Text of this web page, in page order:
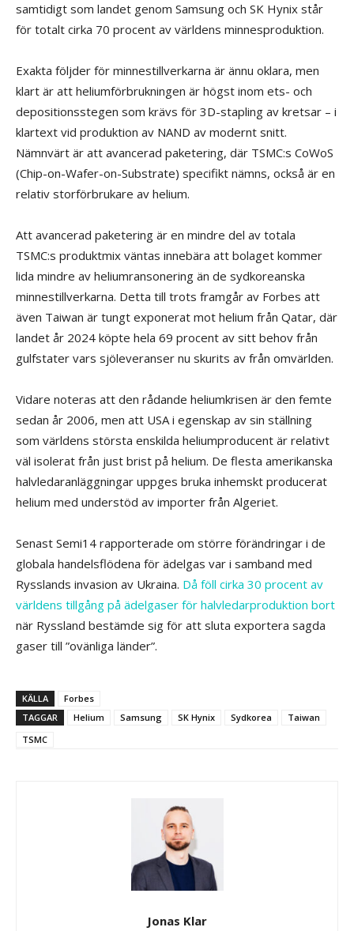
samtidigt som landet genom Samsung och SK Hynix står
för totalt cirka 70 procent av världens minnesproduktion.
Exakta följder för minnestillverkarna är ännu oklara, men
klart är att heliumförbrukningen är högst inom ets- och
depositionsstegen som krävs för 3D-stapling av kretsar – i
klartext vid produktion av NAND av modernt snitt.
Nämnvärt är att avancerad paketering, där TSMC:s CoWoS
(Chip-on-Wafer-on-Substrate) specifikt nämns, också är en
relativ storförbrukare av helium.
Att avancerad paketering är en mindre del av totala
TSMC:s produktmix väntas innebära att bolaget kommer
lida mindre av heliumransonering än de sydkoreanska
minnestillverkarna. Detta till trots framgår av Forbes att
även Taiwan är tungt exponerat mot helium från Qatar, där
landet år 2024 köpte hela 69 procent av sitt behov från
gulfstater vars sjöleveranser nu skurits av från omvärlden.
Vidare noteras att den rådande heliumkrisen är den femte
sedan år 2006, men att USA i egenskap av sin ställning
som världens största enskilda heliumproducent är relativt
väl isolerat från just brist på helium. De flesta amerikanska
halvledaranläggningar uppges bruka inhemskt producerat
helium med understöd av importer från Algeriet.
Senast Semi14 rapporterade om större förändringar i de
globala handelsflödena för ädelgas var i samband med
Rysslands invasion av Ukraina. Då föll cirka 30 procent av
världens tillgång på ädelgaser för halvledarproduktion bort
när Ryssland bestämde sig för att sluta exportera sagda
gaser till ”ovänliga länder”.
KÄLLA
Forbes
TAGGAR
Helium Samsung SK Hynix Sydkorea
Taiwan
TSMC
Jonas Klar